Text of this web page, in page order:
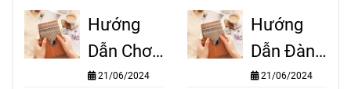
Cơ Bản:
Dễ Hiểu
Và Chi
Kalimba
Cơ Bản:
Bắt Đầu
Hướng
Dẫn Chơi
Đàn
21/06/2024
Hướng
Dẫn Đàn
Kalimba:
21/06/2024